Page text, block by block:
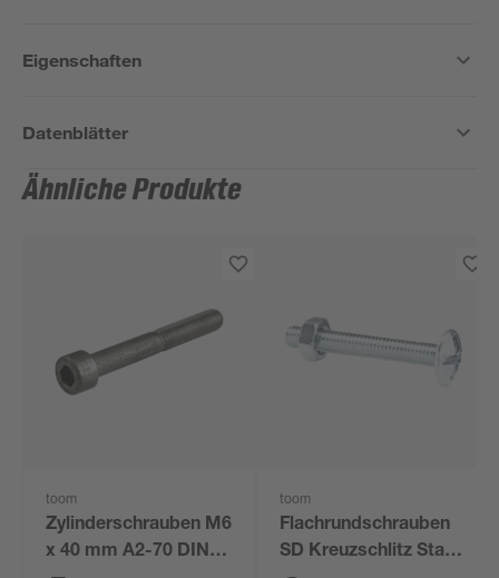
Eigenschaften
Datenblätter
Ähnliche Produkte
toom
Zylinderschrauben M6
x 40 mm A2-70 DIN
toom
Flachrundschrauben
SD Kreuzschlitz Stahl